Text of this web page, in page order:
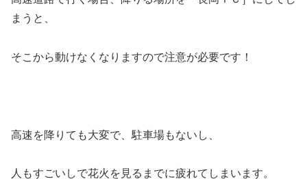
まうと、
そこから動けなくなりますので注意が必要です！
高速を降りても大変で、駐車場もないし、
人もすごいしで花火を見るまでに疲れてしまいます。